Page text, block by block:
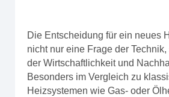
Die Entscheidung für ein neues
nicht nur eine Frage der
der Wirtschaftlichkeit und
Besonders im Vergleich zu
Heizsystemen wie Gas- oder